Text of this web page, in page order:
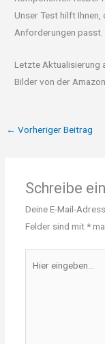
Unser Test hilft
Anforderungen passt.
Letzte Aktualisierung
Bilder von der
← Vorheriger Beitrag
Schreibe
Deine E-Mail-
Felder sind mit*
eingeben…